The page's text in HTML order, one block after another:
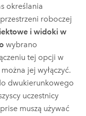
określania
roboczej
i widoki w
wybrano
tej opcji w
jej wyłączyć.
dwukierunkowego
uczestnicy
muszą używać